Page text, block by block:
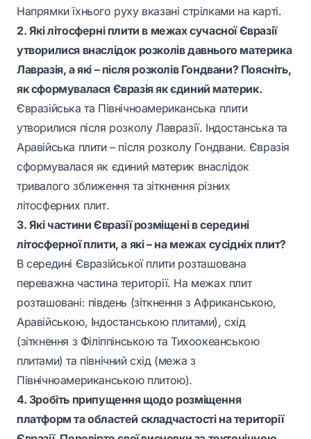
Напрямки їхнього руху вказані стрілками на карті.
2. Які літосферні плити в межах сучасної Євразії
утворилися внаслідок розколів давнього материка
Лавразія, а які – після розколів Гондвани? Поясніть,
як сформувалася Євразія як єдиний материк.
Євразійська та Північноамериканська плити
утворилися після розколу Лавразії. Індостанська та
Аравійська плити – після розколу Гондвани. Євразія
сформувалася як єдиний материк внаслідок
тривалого зближення та зіткнення різних
літосферних плит.
3. Які частини Євразії розміщені в середині
літосферної плити, а які – на межах сусідніх плит?
В середині Євразійської плити розташована
переважна частина території. На межах плит
розташовані: південь (зіткнення з Африканською,
Аравійською, Індостанською плитами), схід
(зіткнення з Філіппінською та Тихоокеанською
плитами) та північний схід (межа з
Північноамериканською плитою).
4. Зробіть припущення щодо розміщення
платформ та областей складчастості на території